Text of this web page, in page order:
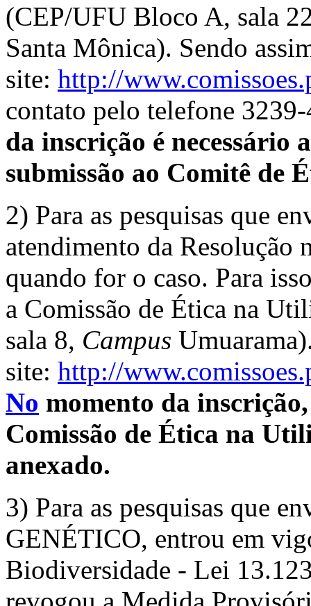
(CEP/UFU Bloco A, sala
Santa Mônica). Sendo
site: http://
contato pelo telefone
da inscrição é necessário
submissão ao Comitê de
2) Para as pesquisas que
atendimento da Resolução
quando for o caso. Para
a Comissão de Ética na
sala 8, Campus
site: http://
No momento da
Comissão de Ética na
anexado.
3) Para as pesquisas que
GENÉTICO, entrou em
Biodiversidade - Lei